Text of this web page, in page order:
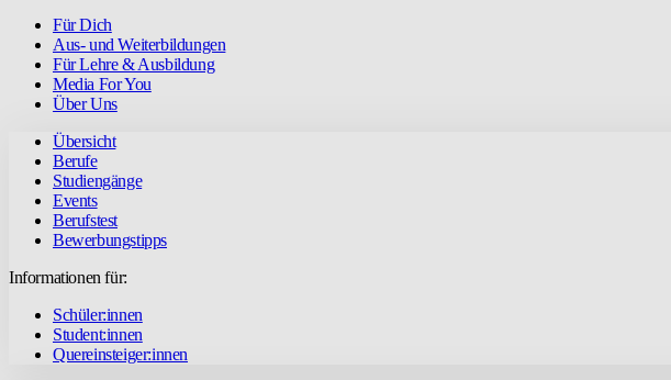
Für Dich
Aus- und Weiterbildungen
Für Lehre & Ausbildung
Media For You
Über Uns
Übersicht
Berufe
Studiengänge
Events
Berufstest
Bewerbungstipps
Informationen für:
Schüler:innen
Student:innen
Quereinsteiger:innen